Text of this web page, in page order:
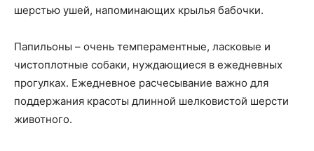
шерстью ушей, напоминающих крылья бабочки.
Папильоны – очень темпераментные, ласковые и
чистоплотные собаки, нуждающиеся в ежедневных
прогулках. Ежедневное расчесывание важно для
поддержания красоты длинной шелковистой шерсти
животного.